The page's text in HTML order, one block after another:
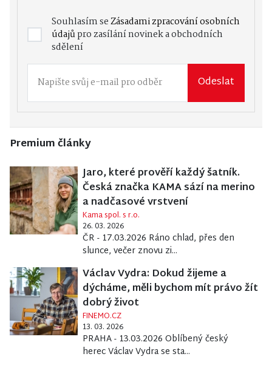
Souhlasím seZásadami zpracování osobních
údajůpro zasílání novinek a obchodních
sdělení
Odeslat
Premium články
Jaro, které prověří každý šatník.
Česká značka KAMA sází na merino
a nadčasové vrstvení
Kama spol. s r.o.
26. 03. 2026
ČR - 17.03.2026 Ráno chlad, přes den
slunce, večer znovu zi...
Václav Vydra: Dokud žijeme a
dýcháme, měli bychom mít právo žít
dobrý život
FINEMO.CZ
13. 03. 2026
PRAHA - 13.03.2026 Oblíbený český
herec Václav Vydra se sta...